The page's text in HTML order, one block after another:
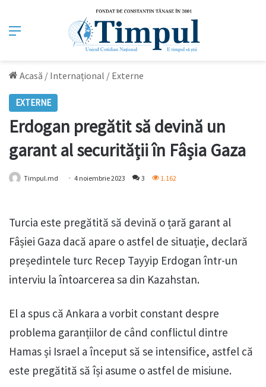
Meniu
Acasă / Internațional / Externe
EXTERNE
Erdogan pregătit să devină un
garant al securității în Fâșia Gaza
Timpul.md 4 noiembrie 2023 3 1.162
Turcia este pregătită să devină o țară garant al
Fâșiei Gaza dacă apare o astfel de situație, declară
președintele turc Recep Tayyip Erdogan într-un
interviu la întoarcerea sa din Kazahstan.
El a spus că Ankara a vorbit constant despre
problema garanțiilor de când conflictul dintre
Hamas și Israel a început să se intensifice, astfel că
este pregătită să își asume o astfel de misiune.